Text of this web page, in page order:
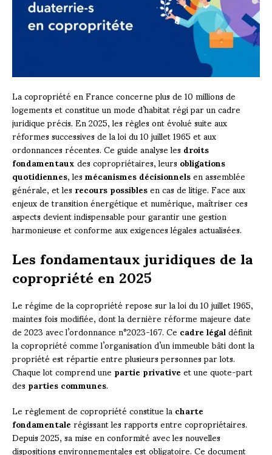
La copropriété en France concerne plus de 10 millions de
logements et constitue un mode d’habitat régi par un cadre
juridique précis. En 2025, les règles ont évolué suite aux
réformes successives de la loi du 10 juillet 1965 et aux
ordonnances récentes. Ce guide analyse lesdroits
fondamentauxdes copropriétaires, leursobligations
quotidiennes, lesmécanismes décisionnelsen assemblée
générale, et lesrecours possiblesen cas de litige. Face aux
enjeux de transition énergétique et numérique, maîtriser ces
aspects devient indispensable pour garantir une gestion
harmonieuse et conforme aux exigences légales actualisées.
Les fondamentaux juridiques de la
copropriété en 2025
Le régime de la copropriété repose sur la loi du 10 juillet 1965,
maintes fois modifiée, dont la dernière réforme majeure date
de 2023 avec l’ordonnance n°2023-167. Cecadre légaldéfinit
la copropriété comme l’organisation d’un immeuble bâti dont la
propriété est répartie entre plusieurs personnes par lots.
Chaque lot comprend unepartie privativeet une quote-part
desparties communes.
Le règlement de copropriété constitue lacharte
fondamentalerégissant les rapports entre copropriétaires.
Depuis 2025, sa mise en conformité avec les nouvelles